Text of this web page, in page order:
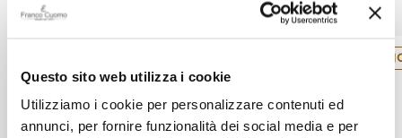
Questo sito web utilizza i cookie
Utilizziamo i cookie per personalizzare contenuti ed
annunci, per fornire funzionalità dei social media e per